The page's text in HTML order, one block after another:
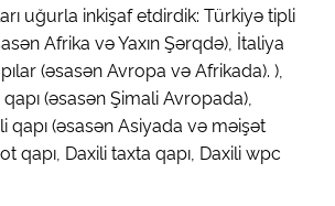
uğurla inkişaf etdirdik: Türkiyə tipli
Afrika və Yaxın Şərqdə), İtaliya
(əsasən Avropa və Afrikada). ),
(əsasən Şimali Avropada),
qapı (əsasən Asiyada və məişət
qapı, Daxili taxta qapı, Daxili wpc